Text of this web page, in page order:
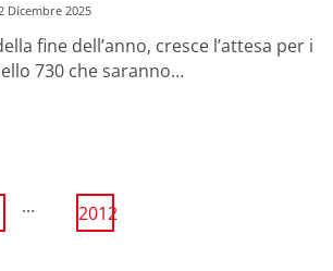
2 Dicembre 2025
fine dell’anno, cresce l’attesa per i
730 che saranno…
... 2012